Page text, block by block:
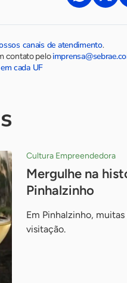
canais de atendimento.
contato pelo
cada UF
Cultura Empreendedora
Mergulhe na
Pinhalzinho
Em Pinhalzinho,
visitação.